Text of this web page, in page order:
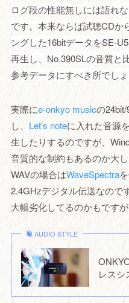
ログ段の性能無しには語れ
です。本来ならば試聴CDか
ングした16bitデータをSE-
再生し、No.390SLの音質と
参考データにすべき所でしょ
実際にe-onkyo musicの
し、 Let’s noteに入れた音源
生したりするのですが、
音質的な制約もあるのか大
WAVの場合はWaveSpectra
2.4GHzデジタル伝送なので
大幅劣化してるのかもですが
AUDIO STYLE
レスシ